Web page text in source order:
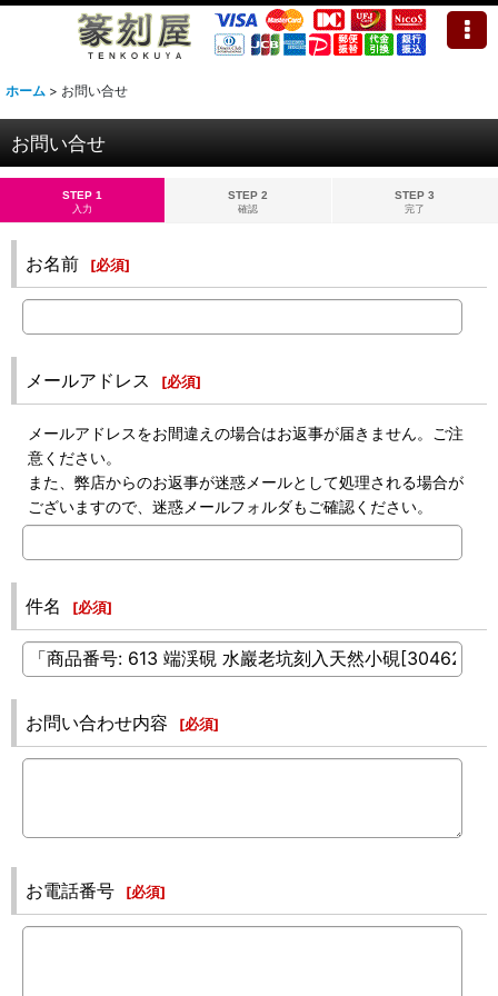
ホーム > お問い合せ
お問い合せ
STEP 1
入力
STEP 2
確認
STEP 3
完了
お名前 [必須]
メールアドレス [必須]
メールアドレスをお間違えの場合はお返事が届きません。ご注
意ください。
また、弊店からのお返事が迷惑メールとして処理される場合が
ございますので、迷惑メールフォルダもご確認ください。
件名 [必須]
お問い合わせ内容 [必須]
お電話番号 [必須]